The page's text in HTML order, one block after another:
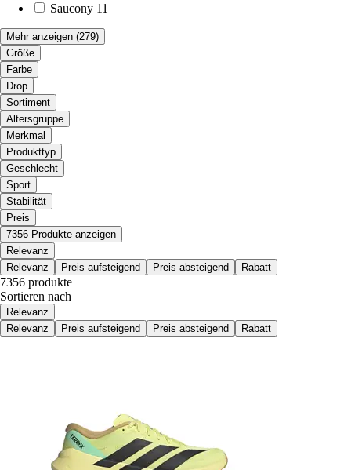
Saucony 11
Mehr anzeigen (279)
Größe
Farbe
Drop
Sortiment
Altersgruppe
Merkmal
Produkttyp
Geschlecht
Sport
Stabilität
Preis
7356 Produkte anzeigen
Relevanz
Relevanz
Preis aufsteigend Preis absteigend Rabatt
7356 produkte
Sortieren nach
Relevanz
Relevanz
Preis aufsteigend Preis absteigend Rabatt